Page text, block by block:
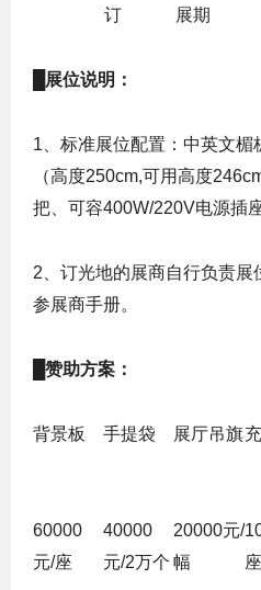
订
展期
展位说明：
1、标准展位配置：中英文楣
（高度250cm,可用高度
把、可容400W/220V电源插
2、订光地的展商自行负责展
参展商手册。
赞助方案：
背景板 手提袋 展厅吊旗
60000
元/座
40000
元/2万个
20000元/
幅
座